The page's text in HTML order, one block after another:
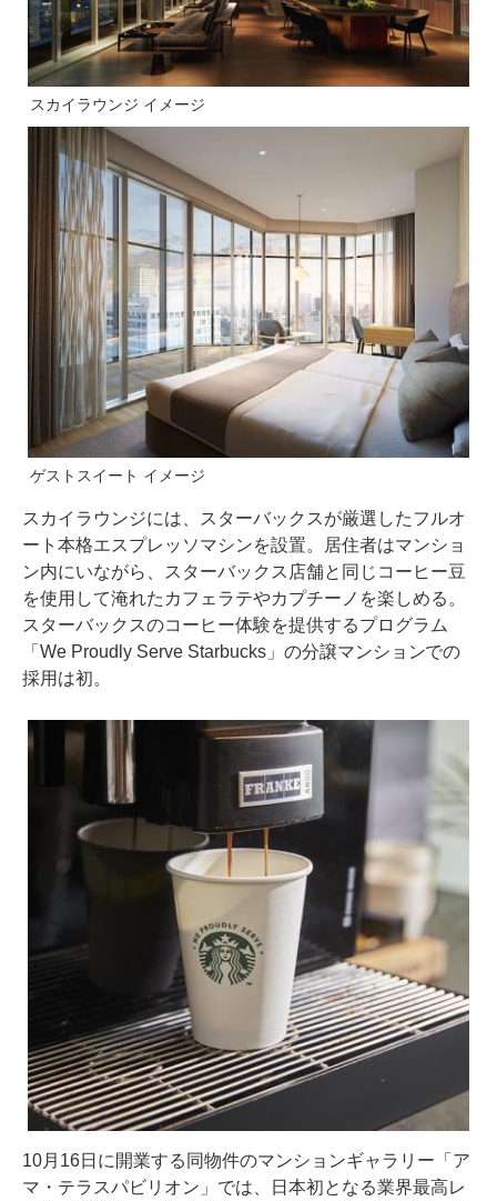
スカイラウンジ イメージ
ゲストスイート イメージ
スカイラウンジには、スターバックスが厳選したフルオ
ート本格エスプレッソマシンを設置。居住者はマンショ
ン内にいながら、スターバックス店舗と同じコーヒー豆
を使用して淹れたカフェラテやカプチーノを楽しめる。
スターバックスのコーヒー体験を提供するプログラム
「We Proudly Serve Starbucks」の分譲マンションでの
採用は初。
10月16日に開業する同物件のマンションギャラリー「ア
マ・テラスパビリオン」では、日本初となる業界最高レ